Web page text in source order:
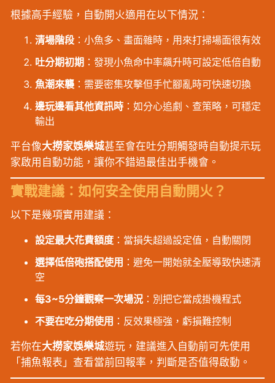
根據高手經驗，自動開火適用在以下情況：
清場階段：小魚多、畫面雜時，用來打掃場面很有效
吐分期初期：發現小魚命中率飆升時可設定低倍自動
魚潮來襲：需要密集攻擊但手忙腳亂時可快速切換
邊玩邊看其他資訊時：如分心追劇、查策略，可穩定
輸出
平台像大撈家娛樂城甚至會在吐分期觸發時自動提示玩
家啟用自動功能，讓你不錯過最佳出手機會。
實戰建議：如何安全使用自動開火？
以下是幾項實用建議：
設定最大花費額度：當損失超過設定值，自動關閉
選擇低倍砲搭配使用 ：避免一開始就全壓導致快速清
空
每3~5分鐘觀察一次場況：別把它當成掛機程式
不要在吃分期使用 ：反效果極強，虧損難控制
若你在大撈家娛樂城遊玩，建議進入自動前可先使用
「捕魚報表」查看當前回報率，判斷是否值得啟動。